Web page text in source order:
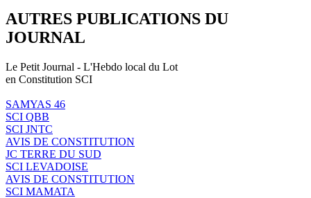
AUTRES PUBLICATIONS DU
JOURNAL
Le Petit Journal - L'Hebdo local du Lot
en Constitution SCI
SAMYAS 46
SCI QBB
SCI JNTC
AVIS DE CONSTITUTION
JC TERRE DU SUD
SCI LEVADOISE
AVIS DE CONSTITUTION
SCI MAMATA